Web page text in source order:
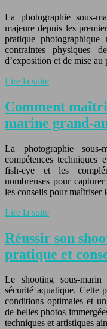
La photographie sous-
majeure depuis les
pratique photographique
contraintes physiques
d’exposition et de mise
Lire la suite
Comment
marine grand-
La photographie sous-
compétences techniques
fish-eye et les
nombreuses pour
les conseils pour
Lire la suite
Réussir son
pratique et
Le shooting sous-marin
sécurité aquatique. Cette
conditions optimales et
de belles photos
techniques et artistiques